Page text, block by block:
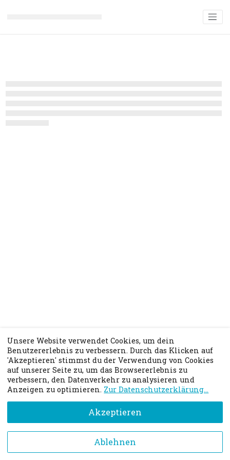
Unsere Website verwendet Cookies, um dein
Benutzererlebnis zu verbessern. Durch das Klicken auf
'Akzeptieren' stimmst du der Verwendung von Cookies
auf unserer Seite zu, um das Browsererlebnis zu
verbessern, den Datenverkehr zu analysieren und
Anzeigen zu optimieren. Zur Datenschutzerklärung...
Ablehnen
Akzeptieren
Gefällt dir das Buchungssystem? Klicke hier, um
deinen eigenen Terminkalender zu erstellen!